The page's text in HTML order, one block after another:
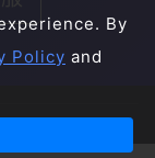
By
Policy and